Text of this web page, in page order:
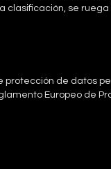
se
de datos
Europeo de